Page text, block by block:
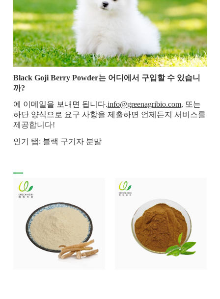
Black Goji Berry Powder는 어디에서 구입할 수 있습니
까?
에 이메일을 보내면 됩니다.info@greenagribio.com, 또는
하단 양식으로 요구 사항을 제출하면 언제든지 서비스를
제공합니다!
인기 탭: 블랙 구기자 분말